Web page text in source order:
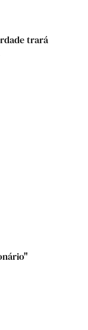
trará